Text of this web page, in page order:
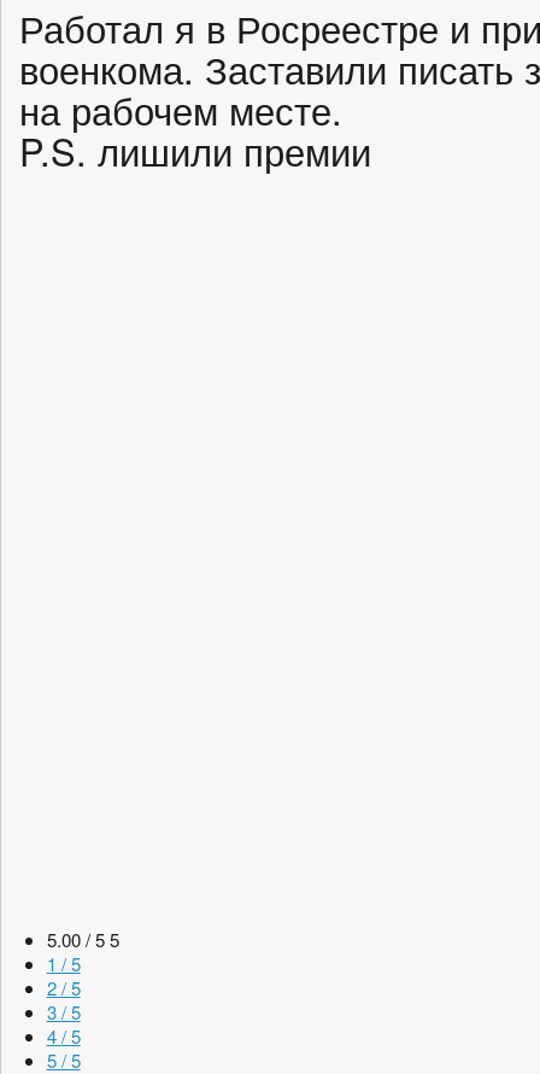
Работал я в Росреестре и
военкома. Заставили писать
на рабочем месте.
P.S. лишили премии
5.00 / 5 5
1 / 5
2 / 5
3 / 5
4 / 5
5 / 5